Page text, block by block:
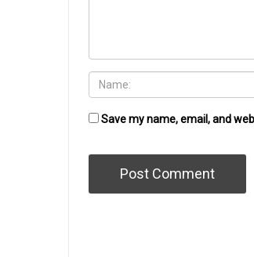
Save my name, email, and